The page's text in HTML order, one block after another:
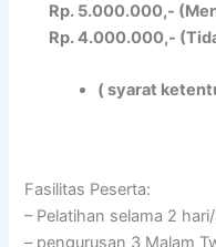
Rp. 5.000.000,-
Rp. 4.000.000,-
( syarat
Fasilitas Peserta:
– Pelatihan selama 2
– pengurusan 3 Malam